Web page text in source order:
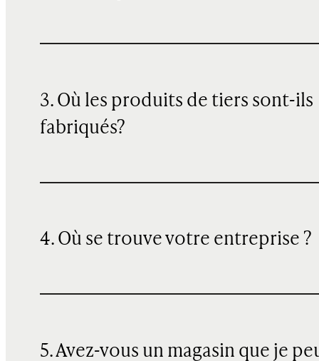
3. Où les produits de tiers sont-ils
fabriqués?
4. Où se trouve votre entreprise ?
5. Avez-vous un magasin que je